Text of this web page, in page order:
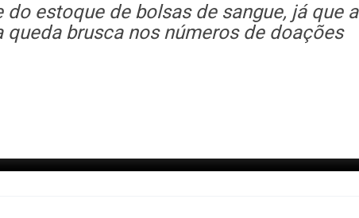
estoque de bolsas de sangue, já que a
brusca nos números de doações